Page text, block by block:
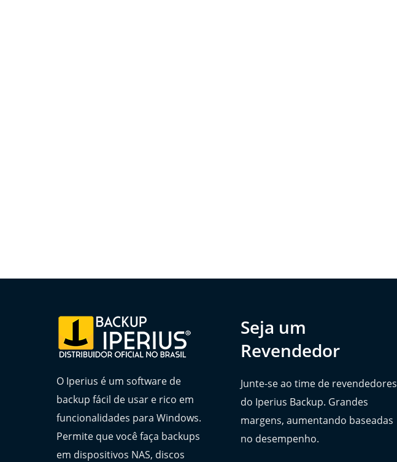
O Iperius é um software de
backup fácil de usar e rico em
funcionalidades para Windows.
Permite que você faça backups
em dispositivos NAS, discos
Seja um
Revendedor
Junte-se ao time de revendedores
do Iperius Backup. Grandes
margens, aumentando baseadas
no desempenho.